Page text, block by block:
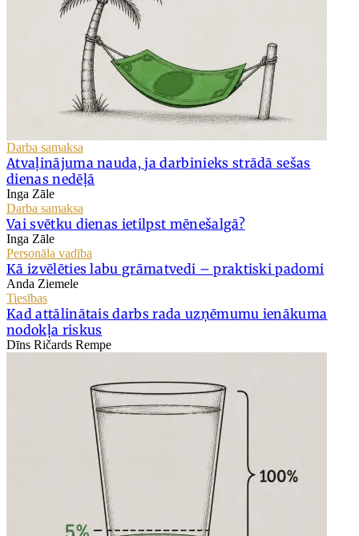
Darba samaksa
Atvaļinājuma nauda, ja darbinieks strādā sešas
dienas nedēļā
Inga Zāle
Darba samaksa
Vai svētku dienas ietilpst mēnešalgā?
Inga Zāle
Personāla vadība
Kā izvēlēties labu grāmatvedi – praktiski padomi
Anda Ziemele
Tiesības
Kad attālinātais darbs rada uzņēmumu ienākuma
nodokļa riskus
Dīns Ričards Rempe